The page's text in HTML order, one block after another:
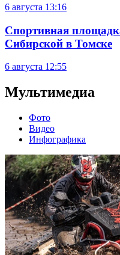
6 августа 13:16
Спортивная
Сибирской в Томске
6 августа 12:55
Мультимедиа
Фото
Видео
Инфографика